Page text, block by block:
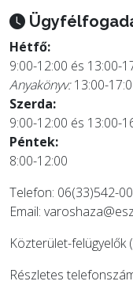
Hétfő:
9:00-12:00 és 13:00-
Anyakönyv:13:00-
Szerda:
9:00-12:00 és 13:00-
Péntek:
8:00-12:00
Telefon: 06(33)542-
Email:
Közterület-felügyelők
Részletes